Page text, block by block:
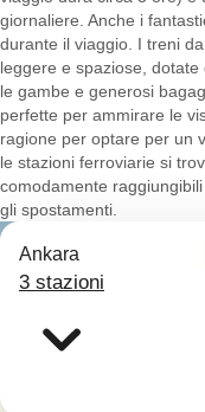
giornaliere. Anche i
durante il viaggio. I treni
leggere e spaziose,
le gambe e generosi
perfette per ammirare le
ragione per optare per un
le stazioni ferroviarie si
comodamente
gli spostamenti.
Ankara
3 stazioni